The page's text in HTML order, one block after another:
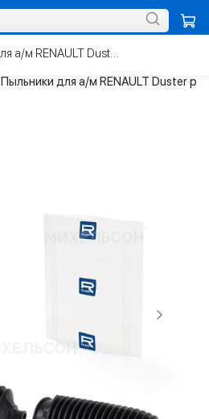
Пыльники для а/м RENAULT Duster
Пыльники для а/м RENAULT Duster рулевой рейки к-т.2шт